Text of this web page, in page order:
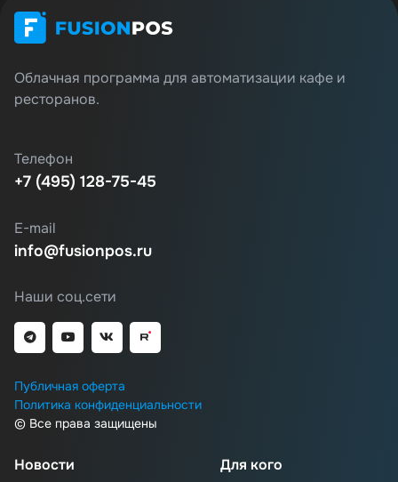
Облачная программа для автоматизации кафе и
ресторанов.
Телефон
+7 (495) 128-75-45
E-mail
info@fusionpos.ru
Наши соц.сети
Публичная оферта
Политика конфиденциальности
© Все права защищены
Новости Для кого